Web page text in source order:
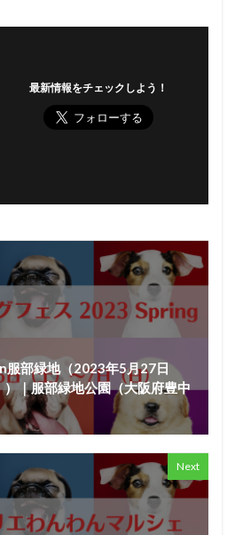
最新情報をチェックしよう！
服部緑地（2023年5月27日
｜服部緑地公園（大阪府豊中
Next